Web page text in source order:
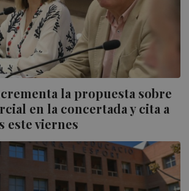
la propuesta sobre
en la concertada y cita a
este viernes